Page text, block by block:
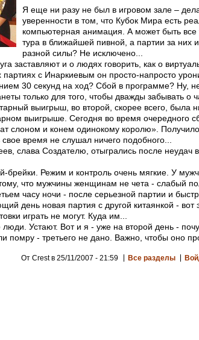
Я еще ни разу не был в игровом зале –
уверенности в том, что Кубок Мира есть
компьютерная анимация. А может быть все
тура в ближайшей пивной, а партии за них
разной силы? Не исключено...
заставляют и о людях говорить, как о
партиях с Инаркиевым он просто-напросто
30 секунд на ход? Сбой в программе? Ну,
только для того, чтобы дважды забывать о
выигрыш, во второй, скорее всего, была
выигрыше. Сегодня во время очередного
слоном и конем одинокому королю».
время не слушал ничего подобного...
слава Создателю, отыгрались после неудач
брейки. Режим и контроль очень мягкие. У
что мужчины женщинам не чета - слабый
часу ночи - после серьезной партии и
день новая партия с другой китаянкой -
играть не могут. Куда им...
Устают. Вот и я - уже на второй день -
помру - третьего не дано. Важно, чтобы оно
От Crest в 25/11/2007 - 21:59 Все разделы